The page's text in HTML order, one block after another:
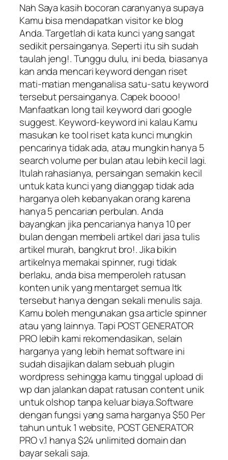
Nah Saya kasih bocoran caranyanya supaya
Kamu bisa mendapatkan visitor ke blog
Anda. Targetlah di kata kunci yang sangat
sedikit persainganya. Seperti itu sih sudah
taulah jeng!. Tunggu dulu, ini beda, biasanya
kan anda mencari keyword dengan riset
mati-matian menganalisa satu-satu keyword
tersebut persainganya. Capek boooo!
Manfaatkan long tail keyword dari google
suggest. Keyword-keyword ini kalau Kamu
masukan ke tool riset kata kunci mungkin
pencarinya tidak ada, atau mungkin hanya 5
search volume per bulan atau lebih kecil lagi.
Itulah rahasianya, persaingan semakin kecil
untuk kata kunci yang dianggap tidak ada
harganya oleh kebanyakan orang karena
hanya 5 pencarian perbulan. Anda
bayangkan jika pencarianya hanya 10 per
bulan dengan membeli artikel dari jasa tulis
artikel murah, bangkrut bro!. Jika bikin
artikelnya memakai spinner, rugi tidak
berlaku, anda bisa memperoleh ratusan
konten unik yang mentarget semua ltk
tersebut hanya dengan sekali menulis saja.
Kamu boleh mengunakan gsa article spinner
atau yang lainnya. Tapi POST GENERATOR
PRO lebih kami rekomendasikan, selain
harganya yang lebih hemat software ini
sudah disajikan dalam sebuah plugin
wordpress sehingga kamu tinggal upload di
wp dan jalankan dapat ratusan content unik
untuk olshop tanpa keluar biaya.Software
dengan fungsi yang sama harganya $50 Per
tahun untuk 1 website, POST GENERATOR
PRO v.1 hanya $24 unlimited domain dan
bayar sekali saja.